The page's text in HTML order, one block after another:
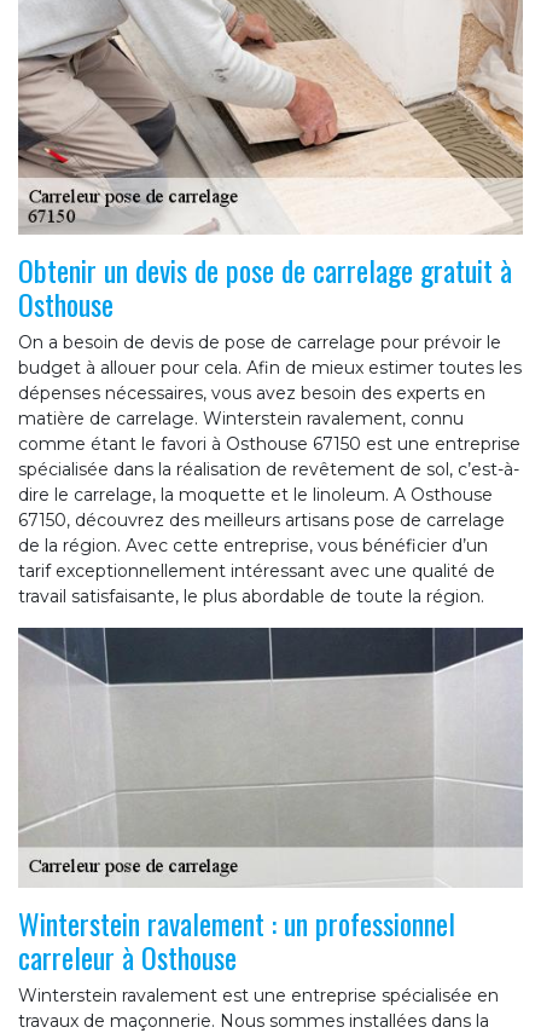
Obtenir un devis de pose de carrelage gratuit à
Osthouse
On a besoin de devis de pose de carrelage pour prévoir le
budget à allouer pour cela. Afin de mieux estimer toutes les
dépenses nécessaires, vous avez besoin des experts en
matière de carrelage. Winterstein ravalement, connu
comme étant le favori à Osthouse 67150 est une entreprise
spécialisée dans la réalisation de revêtement de sol, c’est-à-
dire le carrelage, la moquette et le linoleum. A Osthouse
67150, découvrez des meilleurs artisans pose de carrelage
de la région. Avec cette entreprise, vous bénéficier d’un
tarif exceptionnellement intéressant avec une qualité de
travail satisfaisante, le plus abordable de toute la région.
Winterstein ravalement : un professionnel
carreleur à Osthouse
Winterstein ravalement est une entreprise spécialisée en
travaux de maçonnerie. Nous sommes installées dans la